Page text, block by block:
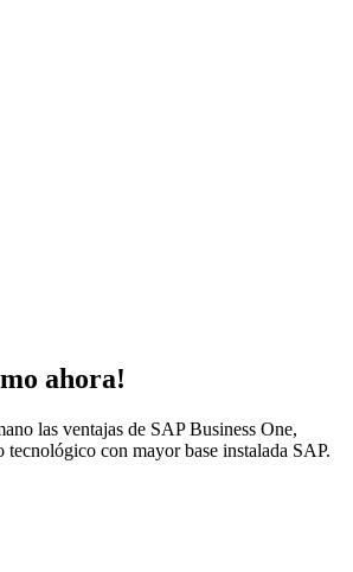
ahora!
las ventajas de SAP Business One,
tecnológico con mayor base instalada SAP.